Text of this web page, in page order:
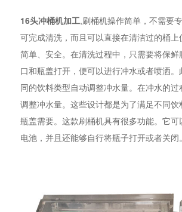
16头冲桶机加工,刷桶机操作简单，不需要
可完成清洗，而且可以直接在清洁过的桶
简单、安全。在清洗过程中，只需要将保
口和瓶盖打开，便可以进行冲水或者喷洒
同的饮料类型自动调整冲水量。在冲水的
调整冲水量。这些设计都是为了满足不同
瓶盖需要。这款刷桶机具有很多功能。它可
电池，并且还能够自行将瓶子打开或者关闭。